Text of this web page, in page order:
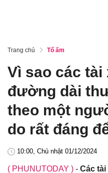
Trang chủ Tổ ấm
Vì sao các tài
đường dài
theo một
do rất đáng
10:00, Chủ nhật 01/12/2024
( PHUNUTODAY ) - Các